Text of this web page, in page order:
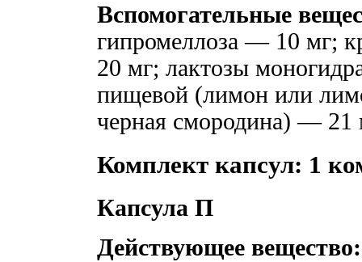
Вспомогательные
гипромеллоза — 10 мг;
20 мг; лактозы
пищевой (лимон или
черная смородина) —
Комплект капсул: 1
Капсула П
Действующее вещество: